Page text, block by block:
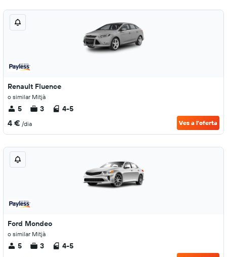
Renault Fluence
o similar Mitjà
5 3 4-5
4 € /dia Ves a l'oferta
Ford Mondeo
o similar Mitjà
5 3 4-5